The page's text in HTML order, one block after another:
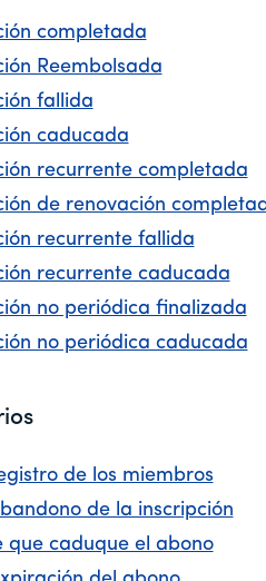
completada
Reembolsada
fallida
caducada
recurrente completada
de renovación
recurrente fallida
recurrente caducada
no periódica finalizada
no periódica caducada
de los miembros
de la inscripción
que caduque el abono